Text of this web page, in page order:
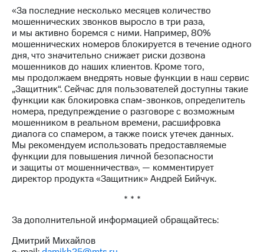
Документы
ПАО
"МТС"
Собрания
акционеров
Личный
кабинет
акционера
Акционерный
капитал
Контроль
и
аудит
Рынок
акций
приобретения
выкупа
«За последние несколько месяцев количество
мошеннических звонков выросло в три раза,
и мы активно боремся с ними. Например, 80%
мошеннических номеров блокируется в течение одного
дня, что значительно снижает риски дозвона
мошенников до наших клиентов. Кроме того,
мы продолжаем внедрять новые функции в наш сервис
„Защитник“. Сейчас для пользователей доступны такие
функции как блокировка спам-звонков, определитель
номера, предупреждение о разговоре с возможным
мошенником в реальном времени, расшифровка
диалога со спамером, а также поиск утечек данных.
Мы рекомендуем использовать предоставляемые
функции для повышения личной безопасности
и защиты от мошенничества», — комментирует
директор продукта «Защитник» Андрей Бийчук.
* * *
За дополнительной информацией обращайтесь:
Дмитрий Михайлов